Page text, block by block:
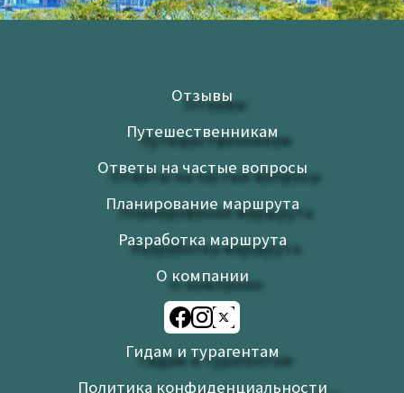
Отзывы
Путешественникам
Ответы на частые вопросы
Планирование маршрута
Разработка маршрута
О компании
Гидам и турагентам
Политика конфиденциальности